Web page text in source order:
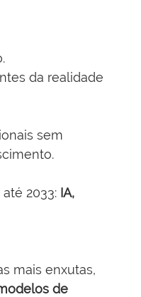
da realidade
sem
2033: IA,
mais enxutas,
de